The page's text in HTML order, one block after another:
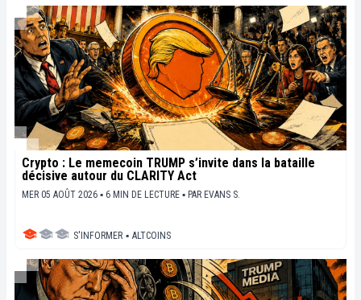
Crypto : Le memecoin TRUMP s’invite dans la bataille
décisive autour du CLARITY Act
MER 05 AOÛT 2026 ▪ 6 MIN DE LECTURE ▪ PAR EVANS S.
S'INFORMER ▪ ALTCOINS